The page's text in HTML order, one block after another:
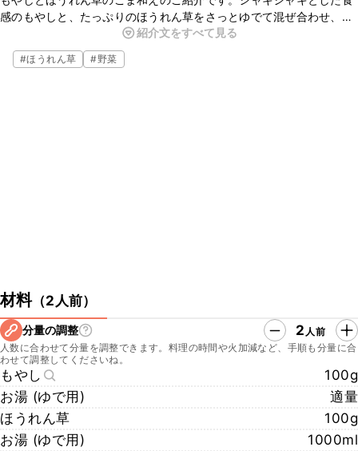
感のもやしと、たっぷりのほうれん草をさっとゆでて混ぜ合わせ、ご
ま和えにしました。ごまの風味と、甘めの味付けがとてもおいしいで
すよ。ぜひお試しください。
紹介文をすべて見る
#ほうれん草 #野菜
材料（2人前）
分量の調整 2 人前
人数に合わせて分量を調整できます。料理の時間や火加減など、手順も分量に合
わせて調整してくださいね。
もやし
100g
お湯 (ゆで用)
適量
ほうれん草
100g
お湯 (ゆで用)
1000ml